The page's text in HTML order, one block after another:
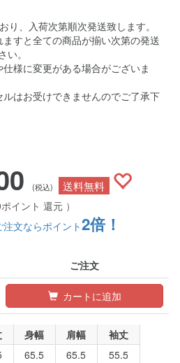
り、入荷次第順次発送致します。
すと全ての商品が揃い次第の発送
。
様に変更がある場合がございま
はお受けできませんのでご了承下
(税込) 送料無料
ポイント 還元 ）
文ならポイント2倍！
ご注文
カートに追加
身幅 肩幅
袖丈
65.5 65.5 55.5